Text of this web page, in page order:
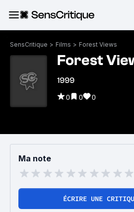
SensCritique > Films > Forest Views
Forest
1999
0 0 0
Ma note
ÉCRIRE UNE